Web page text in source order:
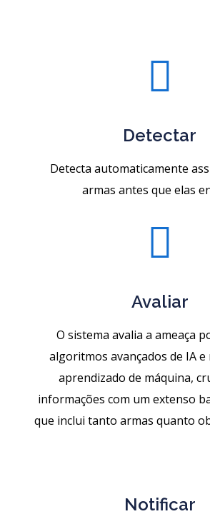

Detectar
Detecta automaticamente
armas antes que elas

Avaliar
O sistema avalia a ameaça
algoritmos avançados de IA e
aprendizado de máquina,
informações com um extenso
que inclui tanto armas quanto
Notificar